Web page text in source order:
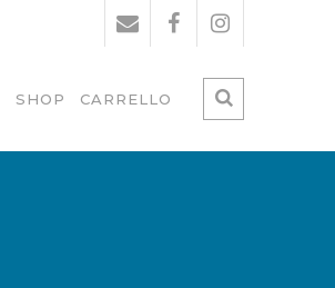
SHOP CARRELLO